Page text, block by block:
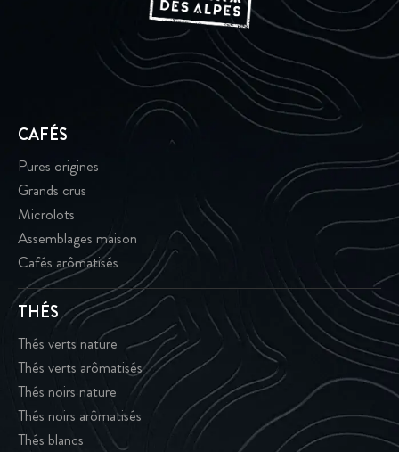
CAFÉS
Pures origines
Grands crus
Microlots
Assemblages maison
Cafés arômatisés
THÉS
Thés verts nature
Thés verts arômatisés
Thés noirs nature
Thés noirs arômatisés
Thés blancs